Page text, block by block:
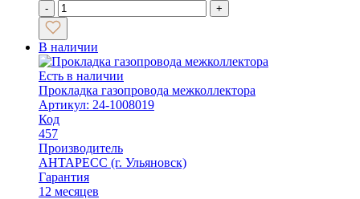
-
+
В наличии
Есть в наличии
Прокладка газопровода межколлектора
Артикул: 24-1008019
Код
457
Производитель
АНТАРЕСС (г. Ульяновск)
Гарантия
12 месяцев